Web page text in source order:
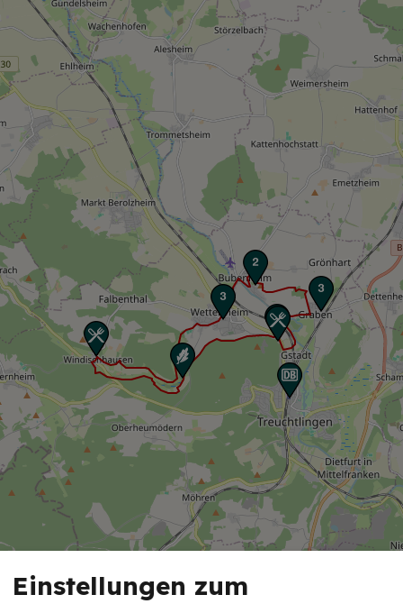
Einstellungen zum